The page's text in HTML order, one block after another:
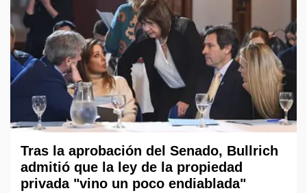
Tras la aprobación del Senado, Bullrich
admitió que la ley de la propiedad
privada "vino un poco endiablada"